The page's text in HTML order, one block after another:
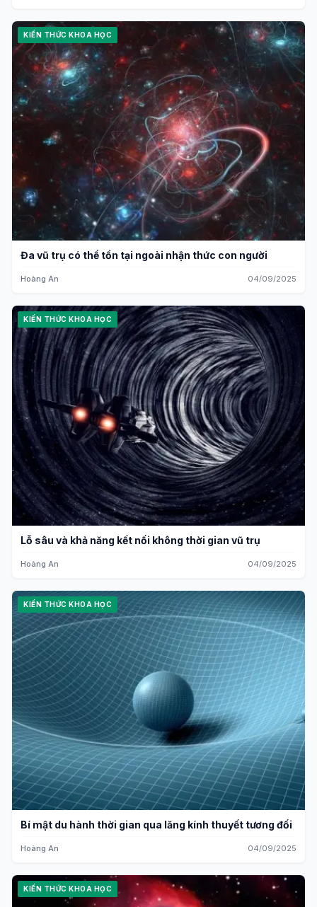
KIẾN THỨC KHOA HỌC
Đa vũ trụ có thể tồn tại ngoài nhận thức con người
Hoàng An 04/09/2025
KIẾN THỨC KHOA HỌC
Lỗ sâu và khả năng kết nối không thời gian vũ trụ
Hoàng An 04/09/2025
KIẾN THỨC KHOA HỌC
Bí mật du hành thời gian qua lăng kính thuyết tương đối
Hoàng An 04/09/2025
KIẾN THỨC KHOA HỌC